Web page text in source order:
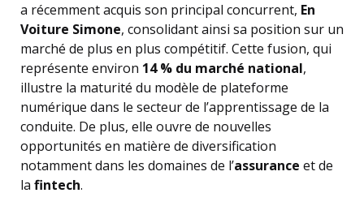
a récemment acquis son principal concurrent, En
Voiture Simone, consolidant ainsi sa position sur un
marché de plus en plus compétitif. Cette fusion, qui
représente environ 14 % du marché national,
illustre la maturité du modèle de plateforme
numérique dans le secteur de l’apprentissage de la
conduite. De plus, elle ouvre de nouvelles
opportunités en matière de diversification
notamment dans les domaines de l’assurance et de
la fintech.